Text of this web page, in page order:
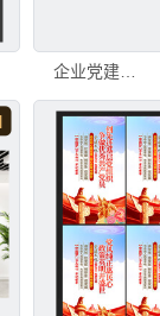
企业党建文化墙